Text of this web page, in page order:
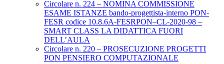
Circolare n. 224 – NOMINA COMMISSIONE
ESAME ISTANZE bando-progettista-interno PON-
FESR codice 10.8.6A-FESRPON–CL-2020-98 –
SMART CLASS LA DIDATTICA FUORI
DELL’AULA
Circolare n. 220 – PROSECUZIONE PROGETTI
PON PENSIERO COMPUTAZIONALE